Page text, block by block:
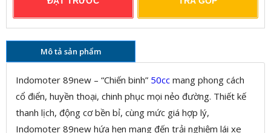
Mô tả sản phẩm
Indomoter 89new – “Chiến binh” 50cc mang phong cách
cổ điển, huyền thoại, chinh phục mọi nẻo đường. Thiết kế
thanh lịch, động cơ bền bỉ, cùng mức giá hợp lý,
Indomoter 89new hứa hẹn mang đến trải nghiệm lái xe